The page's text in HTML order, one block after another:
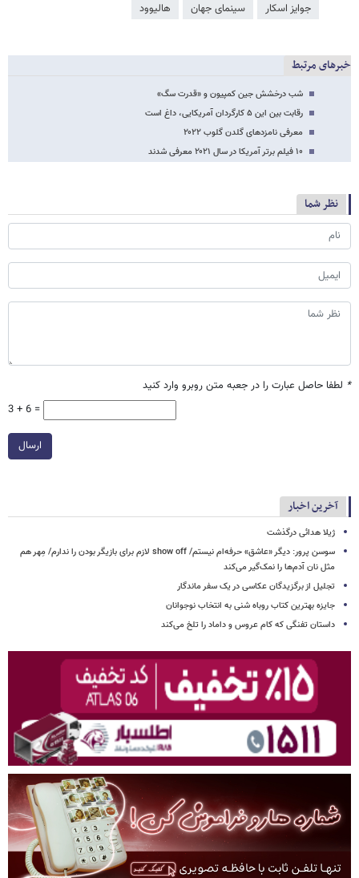
جوایز اسکار سینمای جهان هالیوود
خبرهای مرتبط
شب درخشش جین کمپیون و «قدرت سگ»
رقابت بین این ۵ کارگردان آمریکایی، داغ است
معرفی نامزدهای گلدن گلوب ۲۰۲۲
۱۰ فیلم برتر آمریکا در سال ۲۰۲۱ معرفی شدند
نظر شما
* لطفا حاصل عبارت را در جعبه متن روبرو وارد کنید
3 + 6 =
ارسال
آخرین اخبار
ژیلا هدائی درگذشت
سوسن پرور: دیگر «عاشق» حرفه‌ام نیستم/ show off لازم برای بازیگر بودن را ندارم/ مِهر هم
مثل نان آدم‌ها را نمک‌گیر می‌کند
تجلیل از برگزیدگان عکاسی در یک سفر ماندگار
جایزه بهترین کتاب روباه شنی به انتخاب نوجوانان
داستان تفنگی که کام عروس و داماد را تلخ می‌کند